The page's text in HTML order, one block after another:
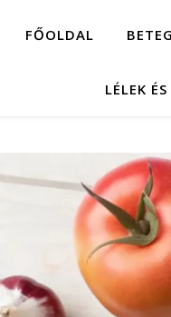
FŐOLDAL
LÉLEK